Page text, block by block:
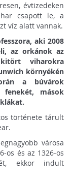
évtizedeken
csapott le, a
víz alatt vannak.
aki 2008
az orkánok az
viharokra
környékén
a búvárok
mások
története tárult
városa
os és az 1326-os
ekkor indult